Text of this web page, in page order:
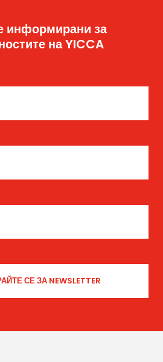
информирани за
на YICCA